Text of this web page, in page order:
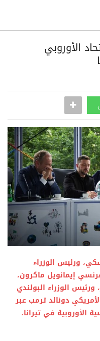
الأوروبي
ورئيس الوزراء
إيمانويل ماكرون،
الوزراء البولندي
دونالد ترمب عبر
الأوروبية في تيرانا.